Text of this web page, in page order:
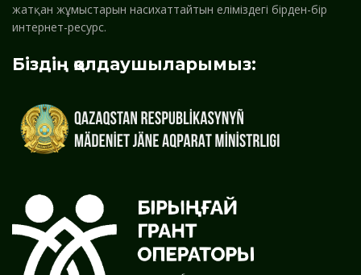
жатқан жұмыстарын насихаттайтын еліміздегі бірден-бір
интернет-ресурс.
Біздің қолдаушыларымыз: